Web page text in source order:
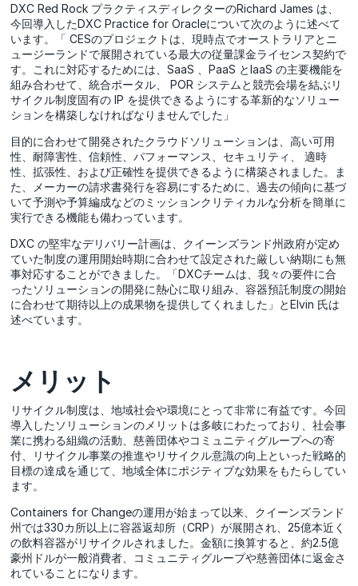
DXC Red Rock プラクティスディレクターのRichard James は、
今回導入したDXC Practice for Oracleについて次のように述べて
います。「 CESのプロジェクトは、現時点でオーストラリアとニ
ュージーランドで展開されている最大の従量課金ライセンス契約で
す。これに対応するためには、SaaS 、PaaS とIaaS の主要機能を
組み合わせて、統合ポータル、 POR システムと競売会場を結ぶリ
サイクル制度固有の IP を提供できるようにする革新的なソリュー
ションを構築しなければなりませんでした」
目的に合わせて開発されたクラウドソリューションは、高い可用
性、耐障害性、信頼性、パフォーマンス、セキュリティ、 適時
性、拡張性、および正確性を提供できるように構築されました。ま
た、メーカーの請求書発行を容易にするために、過去の傾向に基づ
いて予測や予算編成などのミッションクリティカルな分析を簡単に
実行できる機能も備わっています。
DXC の堅牢なデリバリー計画は、クイーンズランド州政府が定め
ていた制度の運用開始時期に合わせて設定された厳しい納期にも無
事対応することができました。「DXCチームは、我々の要件に合
ったソリューションの開発に熱心に取り組み、容器預託制度の開始
に合わせて期待以上の成果物を提供してくれました」とElvin 氏は
述べています。
メリット
リサイクル制度は、地域社会や環境にとって非常に有益です。今回
導入したソリューションのメリットは多岐にわたっており、社会事
業に携わる組織の活動、慈善団体やコミュニティグループへの寄
付、リサイクル事業の推進やリサイクル意識の向上といった戦略的
目標の達成を通じて、地域全体にポジティブな効果をもたらしてい
ます。
Containers for Changeの運用が始まって以来、クイーンズランド
州では330カ所以上に容器返却所（CRP）が展開され、25億本近く
の飲料容器がリサイクルされました。金額に換算すると、約2.5億
豪州ドルが一般消費者、コミュニティグループや慈善団体に返金さ
れていることになります。